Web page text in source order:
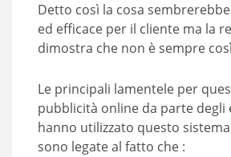
Detto così la cosa
ed efficace per il cliente ma la
dimostra che non è sempre
Le principali lamentele per
pubblicità online da parte degli
hanno utilizzato questo
sono legate al fatto che :